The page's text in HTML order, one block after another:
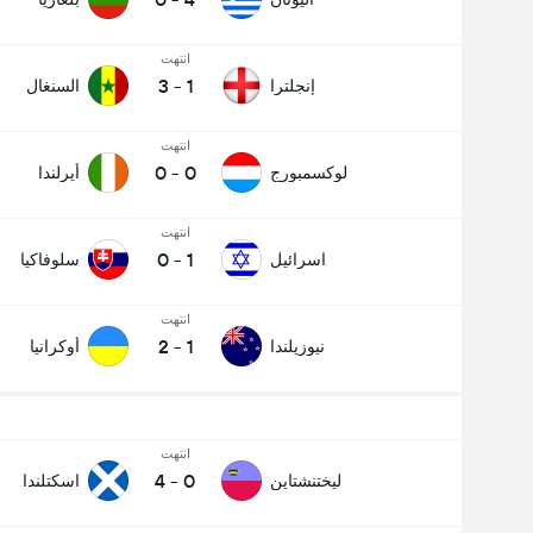
إنجلترا
انتهت
1
-
3 السنغال
لوكسمبورج
انتهت
0
-
0 أيرلندا
اسرائيل
انتهت
1
-
0 سلوفاكيا
نيوزيلندا
انتهت
1
-
2 أوكرانيا
ليختنشتاين
انتهت
0
-
4 اسكتلندا